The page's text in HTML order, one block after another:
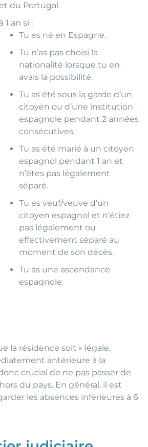
du Portugal.
à 1 an si :
Tu es né en Espagne.
Tu n’as pas choisi la
nationalité lorsque tu en
avais la possibilité.
Tu as été sous la garde d’un
citoyen ou d’une institution
espagnole pendant 2 années
consécutives.
Tu as été marié à un citoyen
espagnol pendant 1 an et
n’êtes pas légalement
séparé.
Tu es veuf/veuve d’un
citoyen espagnol et n’étiez
pas légalement ou
effectivement séparé au
moment de son décès.
Tu as une ascendance
espagnole.
la résidence soit « légale,
antérieure à la
crucial de ne pas passer de
du pays. En général, il est
les absences inférieures à 6